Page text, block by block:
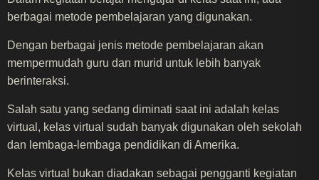
berbagai metode pembelajaran yang digunakan.
Dengan berbagai jenis metode pembelajaran akan
mempermudah guru dan murid untuk lebih banyak
berinteraksi.
Salah satu yang sedang diminati saat ini adalah kelas
virtual, kelas virtual sudah banyak digunakan oleh sekolah
dan lembaga-lembaga pendidikan di Amerika.
Kelas virtual bukan diadakan sebagai pengganti kegiatan